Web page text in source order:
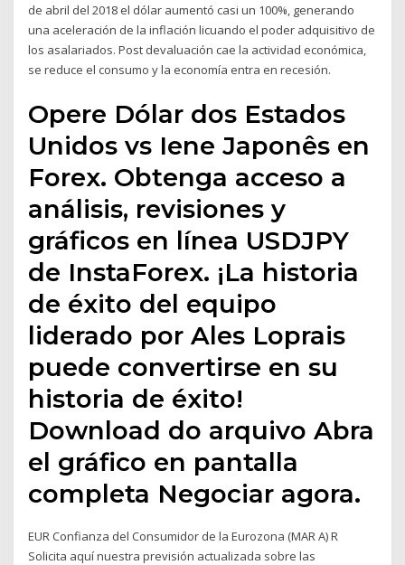
de abril del 2018 el dólar aumentó casi un 100%, generando
una aceleración de la inflación licuando el poder adquisitivo de
los asalariados. Post devaluación cae la actividad económica,
se reduce el consumo y la economía entra en recesión.
Opere Dólar dos Estados
Unidos vs Iene Japonês en
Forex. Obtenga acceso a
análisis, revisiones y
gráficos en línea USDJPY
de InstaForex. ¡La historia
de éxito del equipo
liderado por Ales Loprais
puede convertirse en su
historia de éxito!
Download do arquivo Abra
el gráfico en pantalla
completa Negociar agora.
EUR Confianza del Consumidor de la Eurozona (MAR A) R
Solicita aquí nuestra previsión actualizada sobre las